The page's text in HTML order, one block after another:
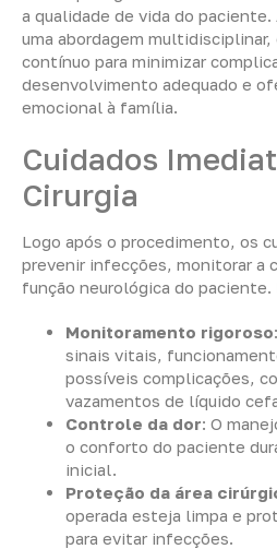
a qualidade de vida do paciente.
uma abordagem
contínuo para minimizar
desenvolvimento adequado e
emocional à família.
Cuidados
Cirurgia
Logo após o procedimento, os
prevenir infecções, monitorar a
função neurológica do paciente.
Monitoramento rigoroso
sinais vitais,
possíveis complicações,
vazamentos de líquido
Controle da dor: O
o conforto do paciente
inicial.
Proteção da área
operada esteja limpa e
para evitar infecções.